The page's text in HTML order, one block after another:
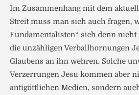
Im Zusammenhang mit dem
Streit muss man sich auch fragen,
Fundamentalisten“ sich denn nicht
die unzähligen Verballhornungen
Glaubens an ihn wehren. Solche
Verzerrungen Jesu kommen aber
antigöttlichen Medien, sondern